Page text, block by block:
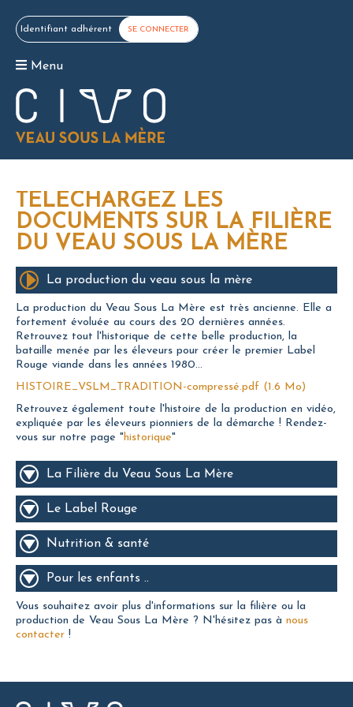
Identifiant adhérent SE CONNECTER
Menu
TÉLÉCHARGEZ LES
DOCUMENTS SUR LA FILIÈRE
DU VEAU SOUS LA MÈRE
La production du veau sous la mère
La production du Veau Sous La Mère est très ancienne. Elle a
fortement évoluée au cours des 20 dernières années.
Retrouvez tout l'historique de cette belle production, la
bataille menée par les éleveurs pour créer le premier Label
Rouge viande dans les années 1980...
HISTOIRE_VSLM_TRADITION-compressé.pdf (1.6 Mo)
Retrouvez également toute l'histoire de la production en vidéo,
expliquée par les éleveurs pionniers de la démarche ! Rendez-
vous sur notre page "historique"
La Filière du Veau Sous La Mère
Le Label Rouge
Nutrition & santé
Pour les enfants ..
Vous souhaitez avoir plus d'informations sur la filière ou la
production de Veau Sous La Mère ? N'hésitez pas à nous
contacter !